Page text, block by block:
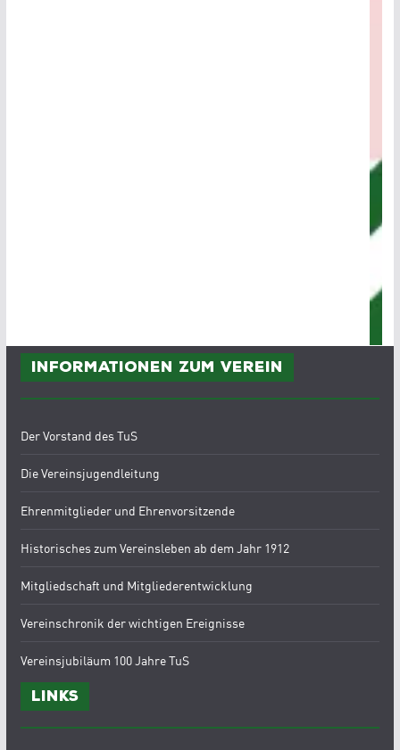
Informationen zum Verein
Der Vorstand des TuS
Die Vereinsjugendleitung
Ehrenmitglieder und Ehrenvorsitzende
Historisches zum Vereinsleben ab dem Jahr 1912
Mitgliedschaft und Mitgliederentwicklung
Vereinschronik der wichtigen Ereignisse
Vereinsjubiläum 100 Jahre TuS
Links